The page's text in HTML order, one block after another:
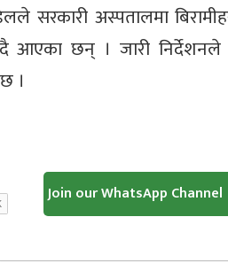
सरकारी अस्पतालमा
आएका छन् । जारी निर्देशनले
।
Join our WhatsApp Channel